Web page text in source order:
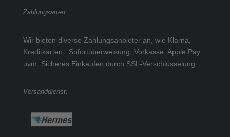
Zahlungsarten :
Wir bieten diverse Zahlungsanbieter an, wie Klarna,
Kreditkarten, Sofortüberweisung, Vorkasse, Apple Pay
uvm. Sicheres Einkaufen durch SSL-Verschlüsselung
Versanddienst: